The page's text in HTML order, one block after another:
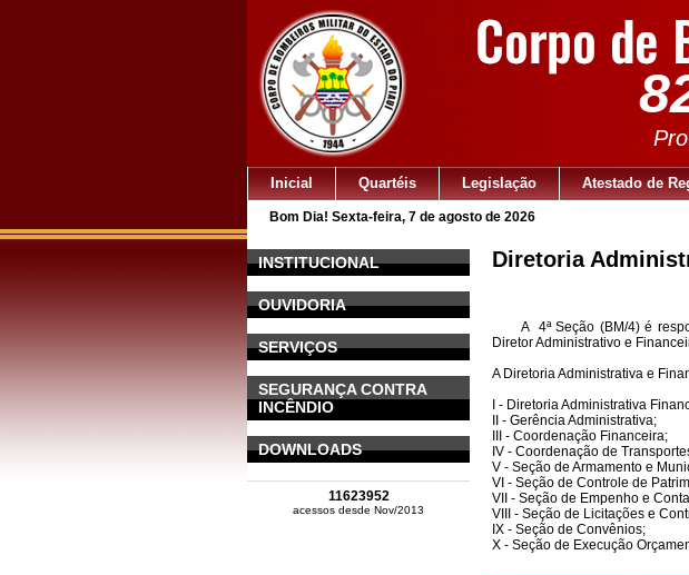
Inicial Quartéis Legislação Atestado de
Bom Dia! Sexta-feira, 7 de agosto de 2026
INSTITUCIONAL
OUVIDORIA
SERVIÇOS
SEGURANÇA CONTRA
INCÊNDIO
DOWNLOADS
11623952
acessos desde Nov/2013
Diretoria
A 4ª Seção (BM/4) é
Diretor Administrativo e
A Diretoria Administrativa e
I - Diretoria Administrativa
II - Gerência Administrativa;
III - Coordenação Financeira;
IV - Coordenação de
V - Seção de Armamento e
VI - Seção de Controle de
VII - Seção de Empenho e
VIII - Seção de Licitações e
IX - Seção de Convênios;
X - Seção de Execução